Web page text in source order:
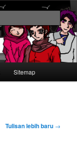
Cari
Sitemap
Tulisan lebih baru →